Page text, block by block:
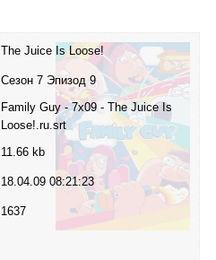
The Juice Is Loose!
Сезон 7 Эпизод 9
Family Guy - 7x09 - The Juice Is
Loose!.ru.srt
11.66 kb
18.04.09 08:21:23
1637